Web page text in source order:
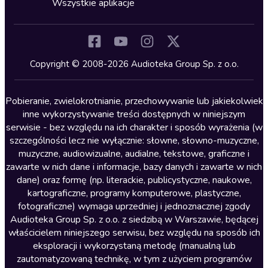
Kryminały
Lektury szkolne
Literatura anglojęzyczna
Literatura faktu
Literatura obyczajowa
Literatura piękna obca
Literatura piękna polska
Nagrania relaksacyjne
Nauka języków
Nauki humanistyczne
Podcasty i audycje
Wszystkie aplikacje
Copyright © 2008-2026 Audioteka Group Sp. z o.o.
Pobieranie, zwielokrotnianie, przechowywanie lub jakiekolwiek
inne wykorzystywanie treści dostępnych w niniejszym
serwisie - bez względu na ich charakter i sposób wyrażenia (w
szczególności lecz nie wyłącznie: słowne, słowno-muzyczne,
muzyczne, audiowizualne, audialne, tekstowe, graficzne i
zawarte w nich dane i informacje, bazy danych i zawarte w nich
dane) oraz formę (np. literackie, publicystyczne, naukowe,
kartograficzne, programy komputerowe, plastyczne,
fotograficzne) wymaga uprzedniej i jednoznacznej zgody
Audioteka Group Sp. z o.o. z siedzibą w Warszawie, będącej
właścicielem niniejszego serwisu, bez względu na sposób ich
eksploracji i wykorzystaną metodę (manualną lub
zautomatyzowaną technikę, w tym z użyciem programów